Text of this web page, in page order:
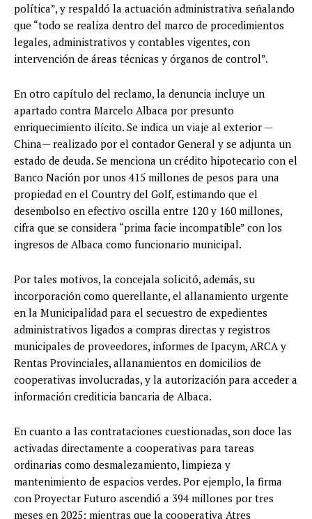
política”, y respaldó la actuación administrativa señalando
que “todo se realiza dentro del marco de procedimientos
legales, administrativos y contables vigentes, con
intervención de áreas técnicas y órganos de control”.
En otro capítulo del reclamo, la denuncia incluye un
apartado contra Marcelo Albaca por presunto
enriquecimiento ilícito. Se indica un viaje al exterior —
China— realizado por el contador General y se adjunta un
estado de deuda. Se menciona un crédito hipotecario con el
Banco Nación por unos 415 millones de pesos para una
propiedad en el Country del Golf, estimando que el
desembolso en efectivo oscilla entre 120 y 160 millones,
cifra que se considera “prima facie incompatible” con los
ingresos de Albaca como funcionario municipal.
Por tales motivos, la concejala solicitó, además, su
incorporación como querellante, el allanamiento urgente
en la Municipalidad para el secuestro de expedientes
administrativos ligados a compras directas y registros
municipales de proveedores, informes de Ipacym, ARCA y
Rentas Provinciales, allanamientos en domicilios de
cooperativas involucradas, y la autorización para acceder a
información crediticia bancaria de Albaca.
En cuanto a las contrataciones cuestionadas, son doce las
activadas directamente a cooperativas para tareas
ordinarias como desmalezamiento, limpieza y
mantenimiento de espacios verdes. Por ejemplo, la firma
con Proyectar Futuro ascendió a 394 millones por tres
meses en 2025; mientras que la cooperativa Atres